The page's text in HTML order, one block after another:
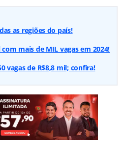
as regiões do país!
mais de MIL vagas em 2024!
vagas de R$8,8 mil; confira!